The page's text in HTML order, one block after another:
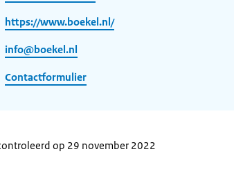
https://www.boekel.nl/
info@boekel.nl
Contactformulier
op 29 november 2022